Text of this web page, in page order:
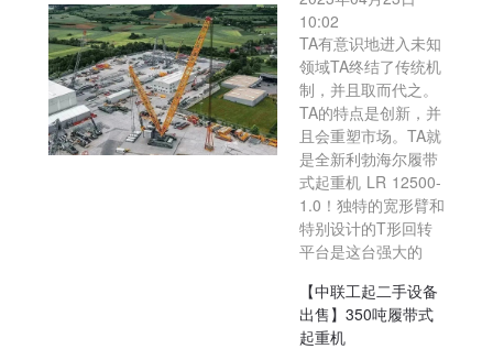
10:02
TA有意识地进入未知
领域TA终结了传统机
制，并且取而代之。
TA的特点是创新，并
且会重塑市场。TA就
是全新利勃海尔履带
式起重机 LR 12500-
1.0！独特的宽形臂和
特别设计的T形回转
平台是这台强大的
【中联工起二手设备
出售】350吨履带式
起重机